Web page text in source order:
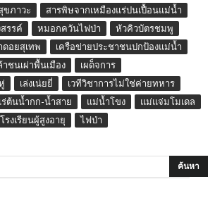
ขภาวะ
สารพิษจากเหมืองแร่ปนเปื้อนแม่น้ำ
รรค์ หมอกควันไฟป่า
หัวคิวบัตรชมพู
อยสุเทพ
เครือข่ายประชาชนปกป้องแม่น้ำ
ชนเผ่าพื้นเมือง
เผด็จการ
เล่งเน่ยยี่
เวทีวิชาการไม่ใช่ค่ายทหาร
ร่ต้นน้ำกก-น้ำสาย แม่น้ำโขง
แม่แจ่มโมเดล
โรงเรียนผู้สูงอายุ ไฟป่า